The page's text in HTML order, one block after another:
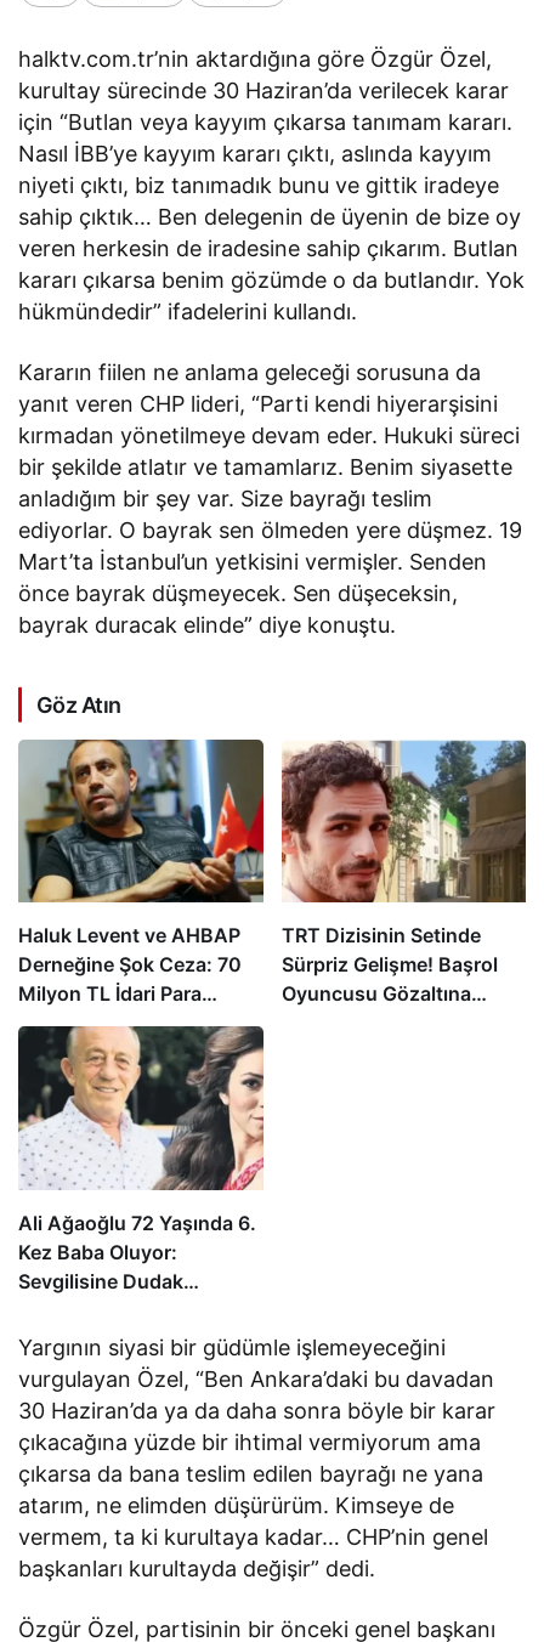
halktv.com.tr’nin aktardığına göre Özgür Özel,
kurultay sürecinde 30 Haziran’da verilecek karar
için “Butlan veya kayyım çıkarsa tanımam kararı.
Nasıl İBB’ye kayyım kararı çıktı, aslında kayyım
niyeti çıktı, biz tanımadık bunu ve gittik iradeye
sahip çıktık… Ben delegenin de üyenin de bize oy
veren herkesin de iradesine sahip çıkarım. Butlan
kararı çıkarsa benim gözümde o da butlandır. Yok
hükmündedir” ifadelerini kullandı.
Kararın fiilen ne anlama geleceği sorusuna da
yanıt veren CHP lideri, “Parti kendi hiyerarşisini
kırmadan yönetilmeye devam eder. Hukuki süreci
bir şekilde atlatır ve tamamlarız. Benim siyasette
anladığım bir şey var. Size bayrağı teslim
ediyorlar. O bayrak sen ölmeden yere düşmez. 19
Mart’ta İstanbul’un yetkisini vermişler. Senden
önce bayrak düşmeyecek. Sen düşeceksin,
bayrak duracak elinde” diye konuştu.
Göz Atın
Haluk Levent ve AHBAP
Derneğine Şok Ceza: 70
Milyon TL İdari Para
Cezası Kesildi!
TRT Dizisinin Setinde
Sürpriz Gelişme! Başrol
Oyuncusu Gözaltına
Ali Ağaoğlu 72 Yaşında 6.
Kez Baba Oluyor:
Sevgilisine Dudak
Hediyesi!
Yargının siyasi bir güdümle işlemeyeceğini
vurgulayan Özel, “Ben Ankara’daki bu davadan
30 Haziran’da ya da daha sonra böyle bir karar
çıkacağına yüzde bir ihtimal vermiyorum ama
çıkarsa da bana teslim edilen bayrağı ne yana
atarım, ne elimden düşürürüm. Kimseye de
vermem, ta ki kurultaya kadar… CHP’nin genel
başkanları kurultayda değişir” dedi.
Özgür Özel, partisinin bir önceki genel başkanı